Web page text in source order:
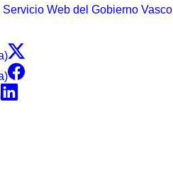
Servicio Web del Gobierno Vasco